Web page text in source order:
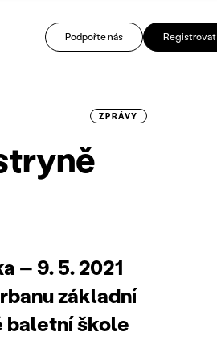
Podpořte nás Registrovat
ZPRÁVY
– 9. 5. 2021
základní
baletní škole